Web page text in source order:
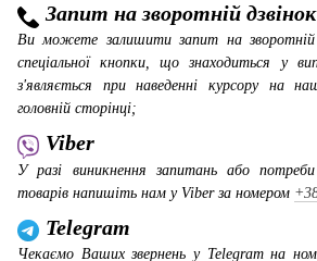
Запит на зворотній дзвінок
Ви можете залишити запит на зворотній
спеціальної кнопки, що знаходиться у
з'являється при наведенні курсору на
головній сторінці;
Viber
У разі виникнення запитань або
товарів напишіть нам у Viber за номером
Telegram
Чекаємо Ваших звернень у Telegram на